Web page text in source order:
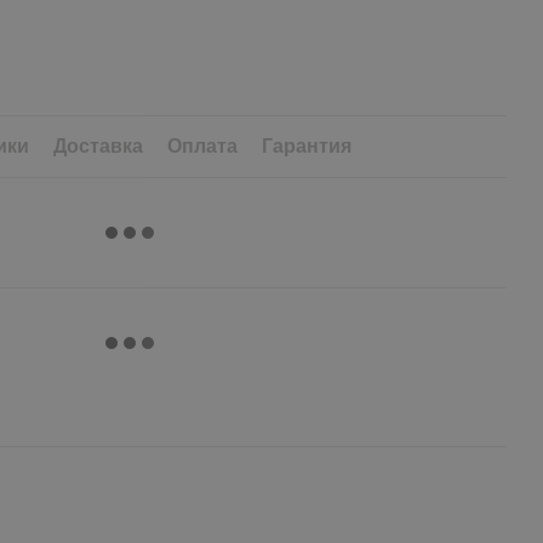
Доставка Оплата Гарантия